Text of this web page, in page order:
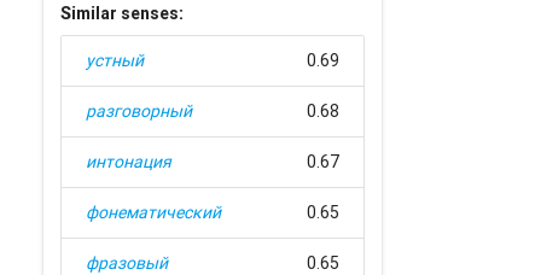
Similar senses:
устный 0.69
разговорный 0.68
интонация 0.67
фонематический 0.65
фразовый 0.65